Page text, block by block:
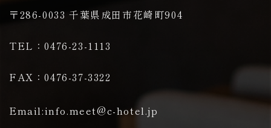
〒286-0033 千葉県成田市花崎町904
TEL：0476-23-1113
FAX：0476-37-3322
Email:info.meet@c-hotel.jp